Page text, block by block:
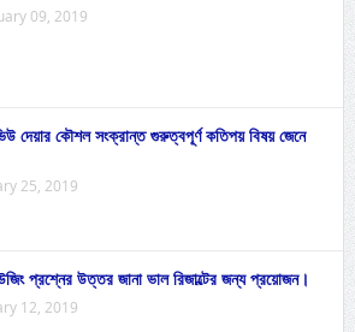
09, 2019
দেয়ার কৌশল সংক্রান্ত গুরুত্বপূর্ণ কতিপয় বিষয় জেনে
25, 2019
প্রশ্নের উত্তর জানা ভাল রিজাল্টের জন্য প্রয়োজন।
12, 2019